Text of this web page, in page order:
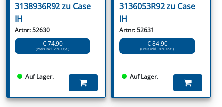
3138936R92 zu Case
IH
Artnr: 52630
€ 74.90
(Preis inkl. 20% USt.)
Auf Lager.
3136053R92 zu Case
IH
Artnr: 52631
€ 84.90
(Preis inkl. 20% USt.)
Auf Lager.